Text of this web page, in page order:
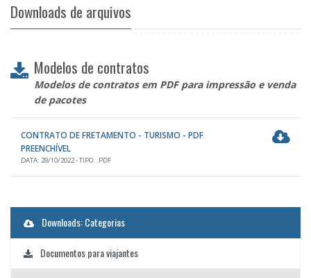
Downloads de arquivos
Modelos de contratos
Modelos de contratos em PDF para impressão e venda
de pacotes
CONTRATO DE FRETAMENTO - TURISMO - PDF
PREENCHÍVEL
DATA: 28/10/2022 - TIPO: .PDF
Downloads: Categorias
Documentos para viajantes